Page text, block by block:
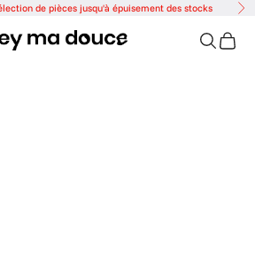
de pièces jusqu'à épuisement des stocks
ma douce Panier